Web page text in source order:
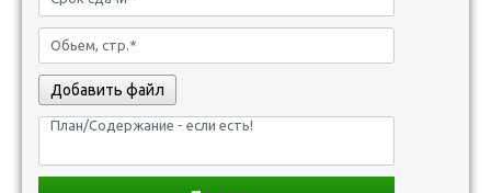
Добавить файл